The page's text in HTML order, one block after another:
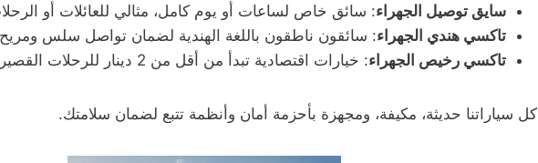
سايق توصيل الجهراء: سائق خاص لساعات أو يوم كامل، مثالي للعائلات أو
تاكسي هندي الجهراء: سائقون ناطقون باللغة الهندية لضمان تواصل سلس ومريح
تاكسي رخيص الجهراء: خيارات اقتصادية تبدأ من أقل من 2 دينار للرحلات القصيرة.
كل سياراتنا حديثة، مكيفة، ومجهزة بأحزمة أمان وأنظمة تتبع لضمان سلامتك.